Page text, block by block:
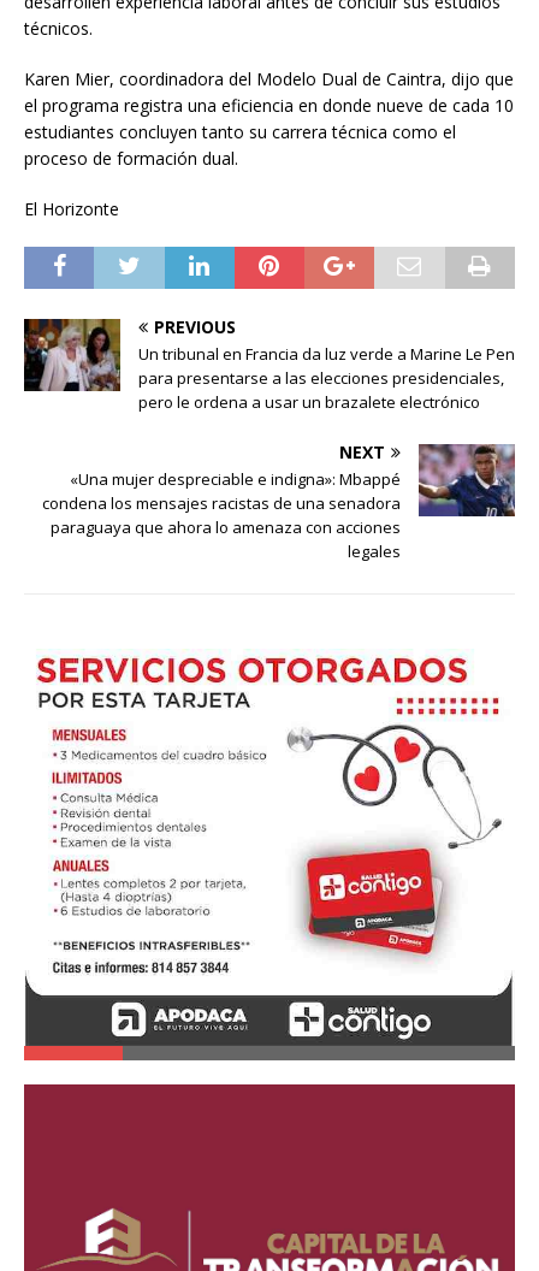
técnicos.
Karen Mier, coordinadora del Modelo Dual de Caintra, dijo que
el programa registra una eficiencia en donde nueve de cada 10
estudiantes concluyen tanto su carrera técnica como el
proceso de formación dual.
El Horizonte
PREVIOUS
Un tribunal en Francia da luz verde a Marine Le Pen
para presentarse a las elecciones presidenciales,
pero le ordena a usar un brazalete electrónico
NEXT
«Una mujer despreciable e indigna»: Mbappé
condena los mensajes racistas de una senadora
paraguaya que ahora lo amenaza con acciones
legales